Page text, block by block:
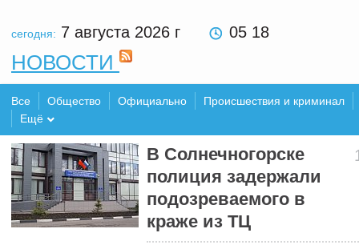
сегодня: 7 августа 2026 г 05 18
НОВОСТИ
Все Общество Официально
Происшествия и криминал
Ещё
В Солнечногорске
полиция задержали
подозреваемого в
краже из ТЦ